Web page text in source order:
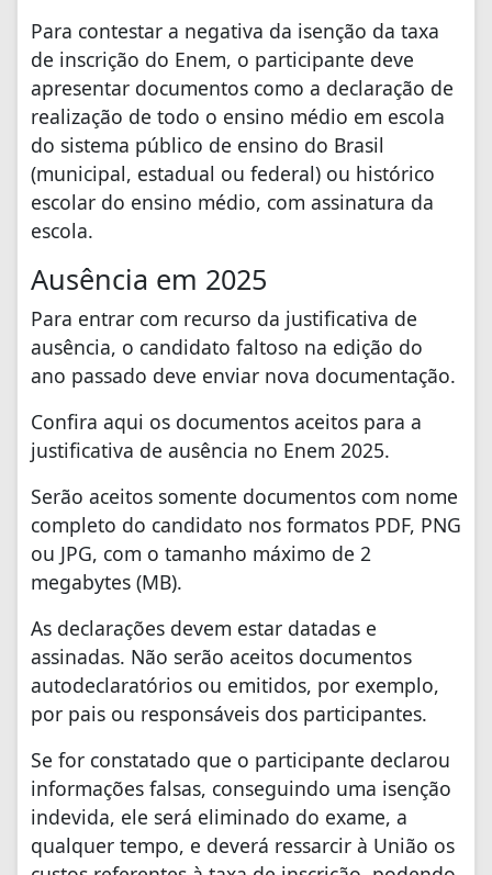
Para contestar a negativa da isenção da taxa
de inscrição do Enem, o participante deve
apresentar documentos como a declaração de
realização de todo o ensino médio em escola
do sistema público de ensino do Brasil
(municipal, estadual ou federal) ou histórico
escolar do ensino médio, com assinatura da
escola.
Ausência em 2025
Para entrar com recurso da justificativa de
ausência, o candidato faltoso na edição do
ano passado deve enviar nova documentação.
Confira aqui os documentos aceitos para a
justificativa de ausência no Enem 2025.
Serão aceitos somente documentos com nome
completo do candidato nos formatos PDF, PNG
ou JPG, com o tamanho máximo de 2
megabytes (MB).
As declarações devem estar datadas e
assinadas. Não serão aceitos documentos
autodeclaratórios ou emitidos, por exemplo,
por pais ou responsáveis dos participantes.
Se for constatado que o participante declarou
informações falsas, conseguindo uma isenção
indevida, ele será eliminado do exame, a
qualquer tempo, e deverá ressarcir à União os